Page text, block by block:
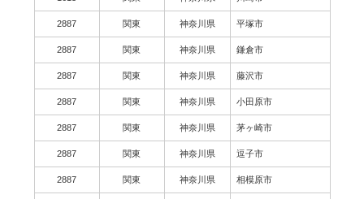
2887 関東 神奈川県 平塚市
2887 関東 神奈川県 鎌倉市
2887 関東 神奈川県 藤沢市
2887 関東 神奈川県 小田原市
2887 関東 神奈川県 茅ヶ崎市
2887 関東 神奈川県 逗子市
2887 関東 神奈川県 相模原市